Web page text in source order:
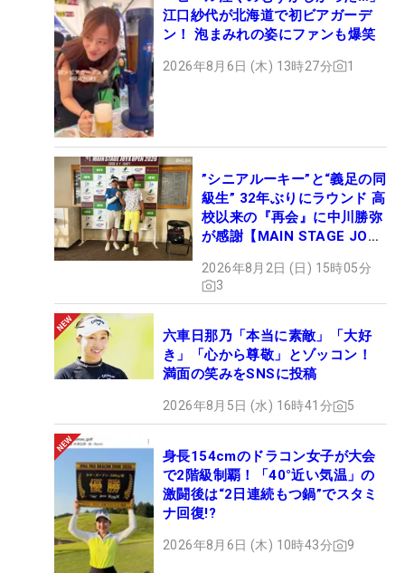
江口紗代が北海道で初ビアガーデ
ン！ 泡まみれの姿にファンも爆笑
2026年8月6日 (木) 13時27分 1
”シニアルーキー”と“義足の同
級生” 32年ぶりにラウンド 高
校以来の『再会』に中川勝弥
が感謝【MAIN STAGE JOYX
2026年8月2日 (日) 15時05分
3
六車日那乃「本当に素敵」「大好
き」「心から尊敬」とゾッコン！
満面の笑みをSNSに投稿
2026年8月5日 (水) 16時41分 5
身長154cmのドラコン女子が大会
で2階級制覇！「40°近い気温」の
激闘後は“2日連続もつ鍋”でスタミ
ナ回復!?
2026年8月6日 (木) 10時43分 9